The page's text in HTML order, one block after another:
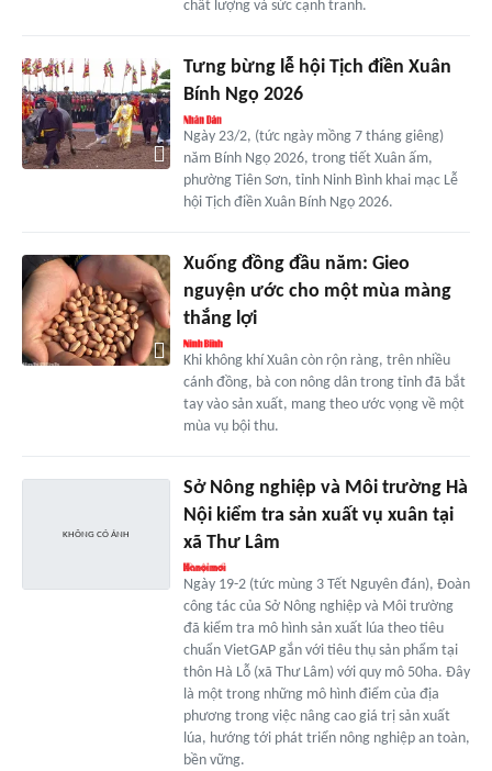
chất lượng và sức cạnh tranh.
Tưng bừng lễ hội Tịch điền Xuân
Bính Ngọ 2026
Ngày 23/2, (tức ngày mồng 7 tháng giêng)
năm Bính Ngọ 2026, trong tiết Xuân ấm,
phường Tiên Sơn, tỉnh Ninh Bình khai mạc Lễ
hội Tịch điền Xuân Bính Ngọ 2026.
Xuống đồng đầu năm: Gieo
nguyện ước cho một mùa màng
thắng lợi
Khi không khí Xuân còn rộn ràng, trên nhiều
cánh đồng, bà con nông dân trong tỉnh đã bắt
tay vào sản xuất, mang theo ước vọng về một
mùa vụ bội thu.
Sở Nông nghiệp và Môi trường Hà
Nội kiểm tra sản xuất vụ xuân tại
xã Thư Lâm
Ngày 19-2 (tức mùng 3 Tết Nguyên đán), Đoàn
công tác của Sở Nông nghiệp và Môi trường
đã kiểm tra mô hình sản xuất lúa theo tiêu
chuẩn VietGAP gắn với tiêu thụ sản phẩm tại
thôn Hà Lỗ (xã Thư Lâm) với quy mô 50ha. Đây
là một trong những mô hình điểm của địa
phương trong việc nâng cao giá trị sản xuất
lúa, hướng tới phát triển nông nghiệp an toàn,
bền vững.